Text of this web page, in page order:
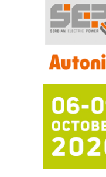
RILINEX
FANUC:
Efikasno
Proizvodnja
mrežnog
hlađenjem
Potpuna
sistema